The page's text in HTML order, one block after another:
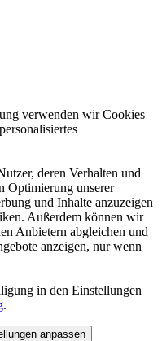
verwenden wir Cookies
deren Verhalten und
Optimierung unserer
und Inhalte anzuzeigen
Außerdem können wir
Anbietern abgleichen und
anzeigen, nur wenn
in den Einstellungen
.
anpassen